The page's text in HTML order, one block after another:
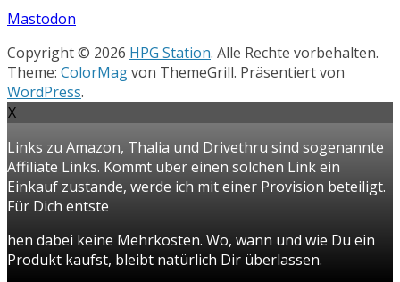
Mastodon
Copyright © 2026 HPG Station. Alle Rechte vorbehalten.
Theme: ColorMagvon ThemeGrill. Präsentiert von
WordPress.
X
Links zu Amazon, Thalia und Drivethru sind sogenannte
Affiliate Links. Kommt über einen solchen Link ein
Einkauf zustande, werde ich mit einer Provision beteiligt.
Für Dich entste
hen dabei keine Mehrkosten. Wo, wann und wie Du ein
Produkt kaufst, bleibt natürlich Dir überlassen.